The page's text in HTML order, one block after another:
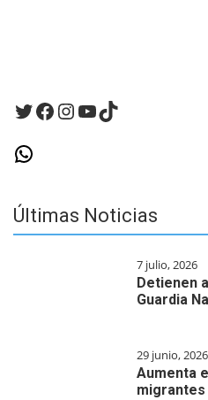
Twitter
Facebook
Instagram
YouTube
TikTok
WhatsApp
Últimas Noticias
7 julio, 2026
Detienen
Guardia
29 junio, 2026
Aumenta